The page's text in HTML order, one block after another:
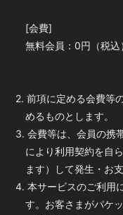
[会費]
無料会員：0円（税込
2. 前項に定める会費等
めるものとします。
3. 会費等は、会員の携
により利用契約を自
ます）して発生・お
4. 本サービスのご利用
す。お客さまがパケ